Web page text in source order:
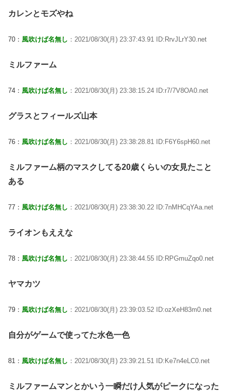
カレンとモズやね
70： 風吹けば名無し ：2021/08/30(月) 23:37:43.91 ID:RrvJLrY30.net
ミルファーム
74： 風吹けば名無し ：2021/08/30(月) 23:38:15.24 ID:r7/7V8OA0.net
グラスとフィールズ山本
76： 風吹けば名無し ：2021/08/30(月) 23:38:28.81 ID:F6Y6spH60.net
ミルファーム柄のマスクしてる20歳くらいの女見たこと
ある
77： 風吹けば名無し ：2021/08/30(月) 23:38:30.22 ID:7nMHCqYAa.net
ライオンもええな
78： 風吹けば名無し ：2021/08/30(月) 23:38:44.55 ID:RPGmuZqo0.net
ヤマカツ
79： 風吹けば名無し ：2021/08/30(月) 23:39:03.52 ID:ozXeH83m0.net
自分がゲームで使ってた水色一色
81： 風吹けば名無し ：2021/08/30(月) 23:39:21.51 ID:Ke7n4eLC0.net
ミルファームマンとかいう一瞬だけ人気がピークになった